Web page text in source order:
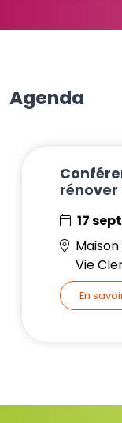
Agenda
rénover
17
Vie
En